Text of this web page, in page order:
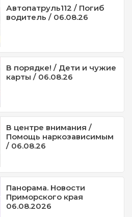
Автопатруль112 / Погиб
водитель / 06.08.26
В порядке! / Дети и чужие
карты / 06.08.26
В центре внимания /
Помощь наркозависимым
/ 06.08.26
Панорама. Новости
Приморского края
06.08.2026